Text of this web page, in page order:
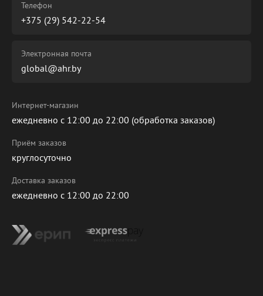
Телефон
+375 (29) 542-22-54
Электронная почта
global@ahr.by
Интернет-магазин
ежедневно с 12:00 до 22:00 (обработка заказов)
Приём заказов
круглосуточно
Доставка заказов
ежедневно с 12:00 до 22:00